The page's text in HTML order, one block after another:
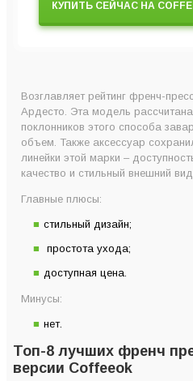
КУПИТЬ СЕЙЧАС НА
Возглавляет рейтинг френч-
Ардесто. Эта модель
поклонников этого способа
объем. Также аксессуар
линейки этой марки –
качество и стильный внешний вид.
Главные плюсы:
стильный дизайн;
простота ухода;
доступная цена.
Минусы:
нет.
Топ-8 лучших френч
версии Coffeeok